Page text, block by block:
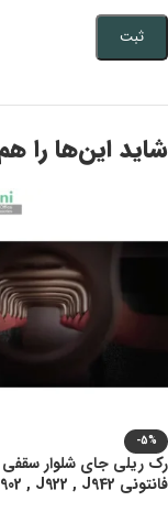
شاید این‌ها را
-5%
رک ریلی جای شلوار سقفی
فانتونی J902 , J922 , J942